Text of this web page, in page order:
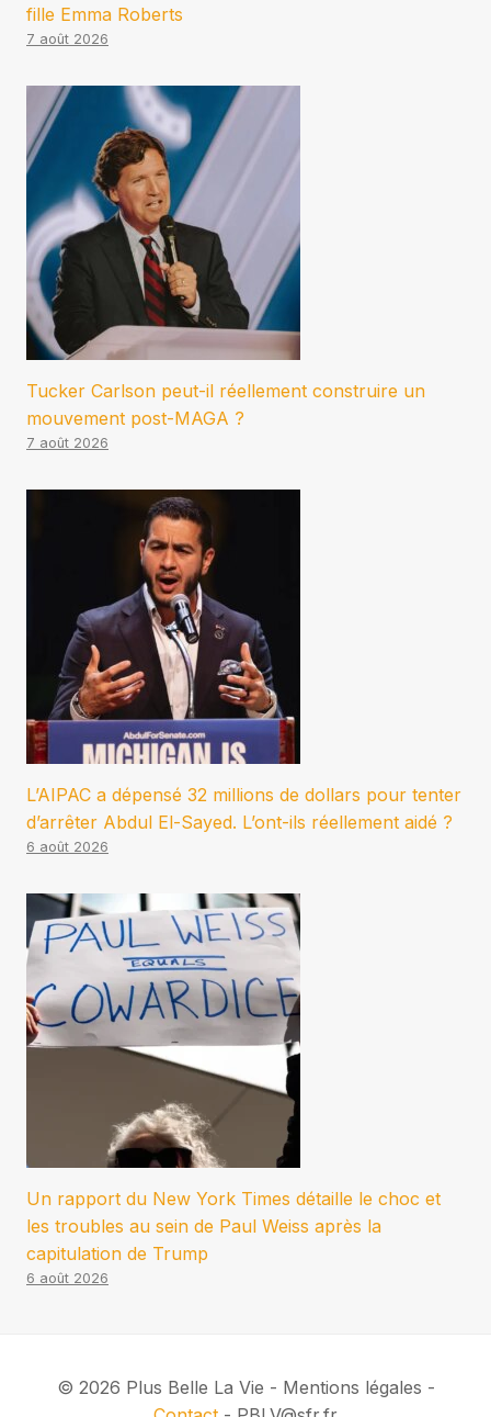
fille Emma Roberts
7 août 2026
Tucker Carlson peut-il réellement construire un
mouvement post-MAGA ?
7 août 2026
L’AIPAC a dépensé 32 millions de dollars pour tenter
d’arrêter Abdul El-Sayed. L’ont-ils réellement aidé ?
6 août 2026
Un rapport du New York Times détaille le choc et
les troubles au sein de Paul Weiss après la
capitulation de Trump
6 août 2026
© 2026 Plus Belle La Vie - Mentions légales -